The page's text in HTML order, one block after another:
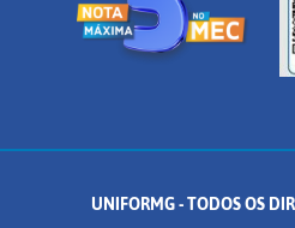
UNIFORMG - TODOS OS